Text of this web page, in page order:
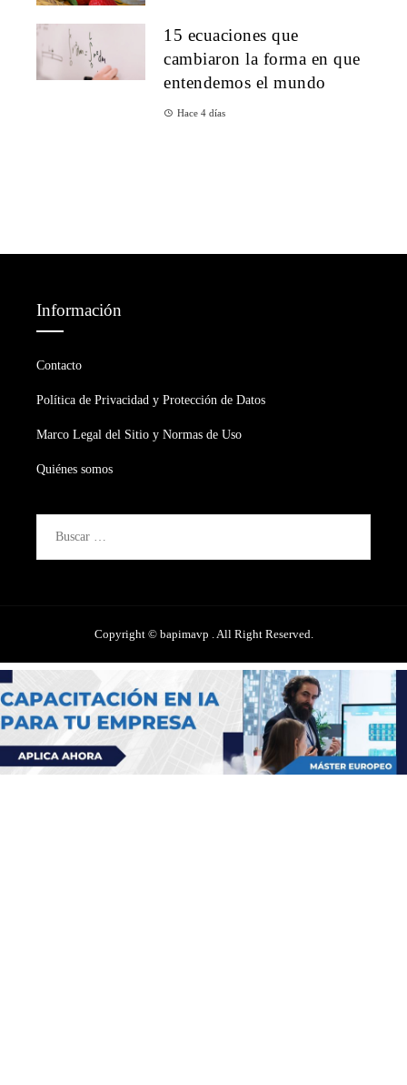
15 ecuaciones que
cambiaron la forma en que
entendemos el mundo
Hace 4 días
Información
Contacto
Política de Privacidad y Protección de Datos
Marco Legal del Sitio y Normas de Uso
Quiénes somos
Copyright © bapimavp . All Right Reserved.